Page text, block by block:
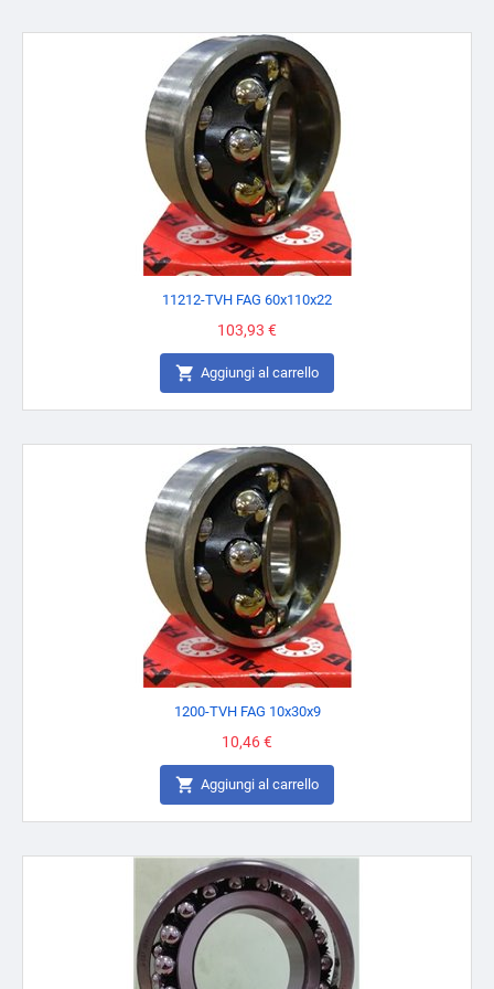
11212-TVH FAG 60x110x22
Prezzo
103,93 €
 Aggiungi al carrello
1200-TVH FAG 10x30x9
Prezzo
10,46 €
 Aggiungi al carrello